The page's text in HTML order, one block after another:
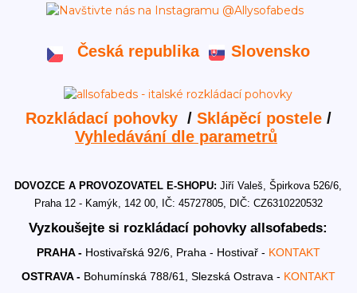
Česká republika Slovensko
Rozkládací pohovky / Sklápěcí postele/
Vyhledávání dle parametrů
DOVOZCE A PROVOZOVATEL E-SHOPU:Jiří Valeš, Špirkova 526/6,
Praha 12 - Kamýk, 142 00, IČ: 45727805, DIČ: CZ6310220532
Vyzkoušejte si rozkládací pohovky allsofabeds:
PRAHA - Hostivařská 92/6, Praha - Hostivař - KONTAKT
OSTRAVA - Bohumínská 788/61, Slezská Ostrava - KONTAKT